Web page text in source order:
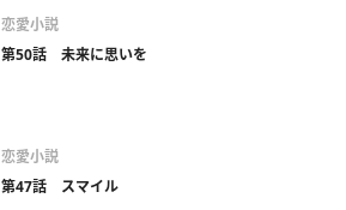
恋愛小説
第50話 未来に思いを
恋愛小説
第47話 スマイル